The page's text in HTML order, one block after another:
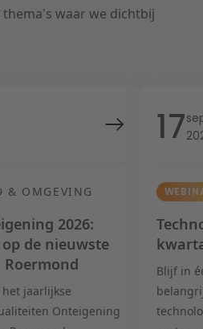
waar we dichtbij
& OMGEVING
2026:
de nieuwste
jaarlijkse
Onteigening
17
Blijf in